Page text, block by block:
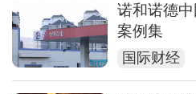
诺和诺德
案例集
国际财经